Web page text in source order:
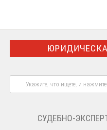
СУДЕБНО-